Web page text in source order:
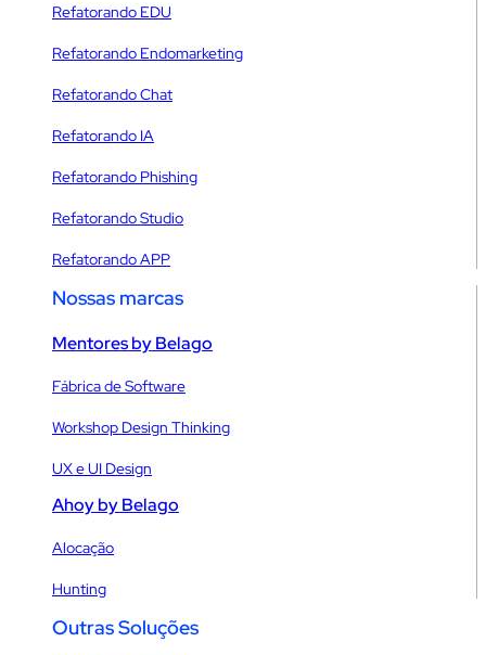
Refatorando EDU
Refatorando Endomarketing
Refatorando Chat
Refatorando IA
Refatorando Phishing
Refatorando Studio
Refatorando APP
Nossas marcas
Mentores by Belago
Fábrica de Software
Workshop Design Thinking
UX e UI Design
Ahoy by Belago
Alocação
Hunting
Outras Soluções